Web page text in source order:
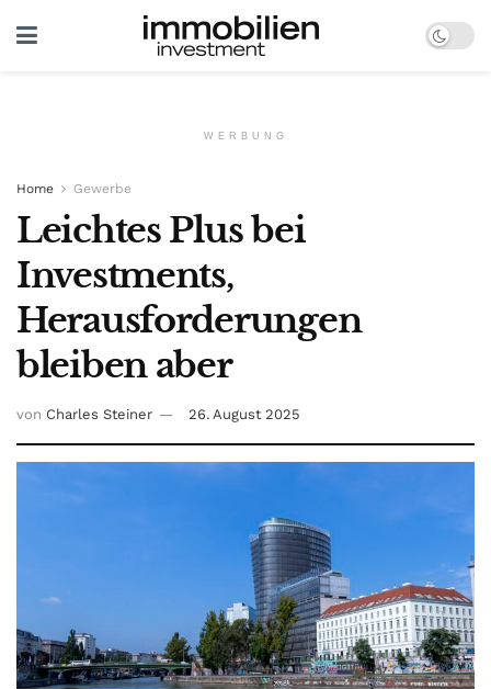
WERBUNG
Home Gewerbe
Leichtes Plus bei
Investments,
Herausforderungen
bleiben aber
von Charles Steiner 26. August 2025